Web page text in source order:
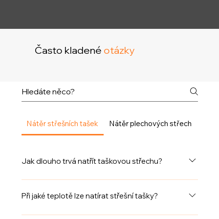
Často kladené otázky
Nátěr střešních tašek Nátěr plechových střech
Jak dlouho trvá natřít taškovou střechu?
Délka služby závisí na ročním období, povětrnostních
podmínkách (vítr, déšť, teplota, vlhkost) a stavu
Při jaké teplotě lze natírat střešní tašky?